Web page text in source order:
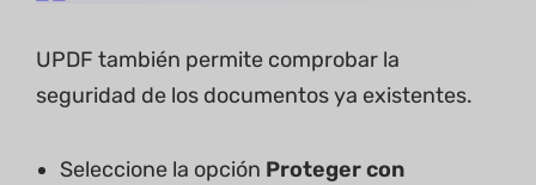
UPDF también permite comprobar la
seguridad de los documentos ya existentes.
Seleccione la opción Proteger con